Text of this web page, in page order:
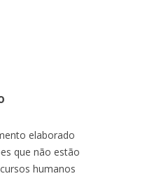
elaborado
que não estão
humanos